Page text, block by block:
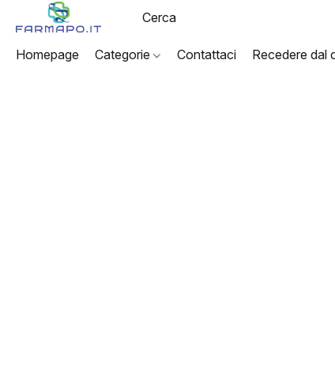
Homepage Categorie Contattaci Recedere dal